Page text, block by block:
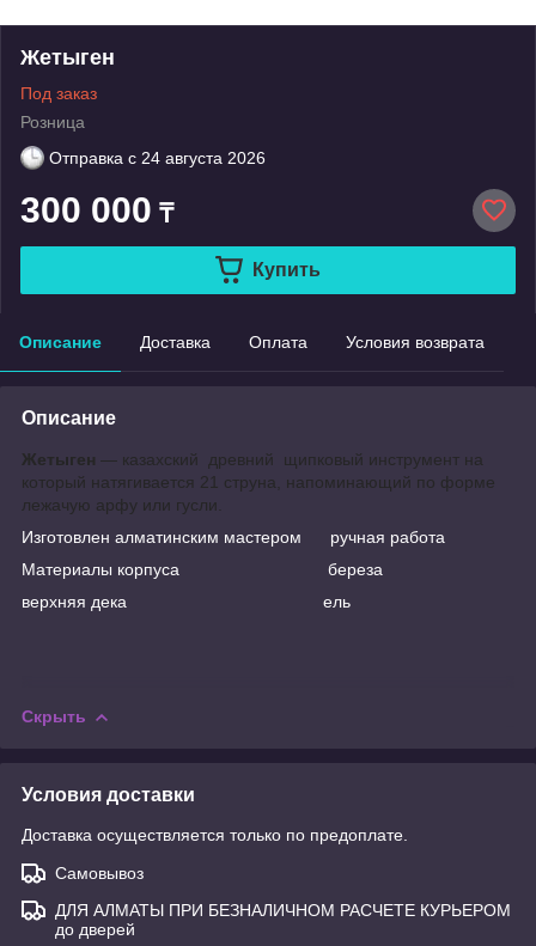
Жетыген
Под заказ
Розница
Отправка с 24 августа 2026
300 000 ₸
Купить
Описание Доставка Оплата Условия возврата
Описание
Жетыген — казахский
древний щипковый инструмент на
который натягивается 21 струна , напоминающий по форме
лежачую арфу или гусли.
Изготовлен алматинским мастером ручная работа
Материалы корпуса береза
верхняя дека ель
Скрыть
Условия доставки
Доставка осуществляется только по предоплате.
Самовывоз
ДЛЯ АЛМАТЫ ПРИ БЕЗНАЛИЧНОМ РАСЧЕТЕ КУРЬЕРОМ
до дверей